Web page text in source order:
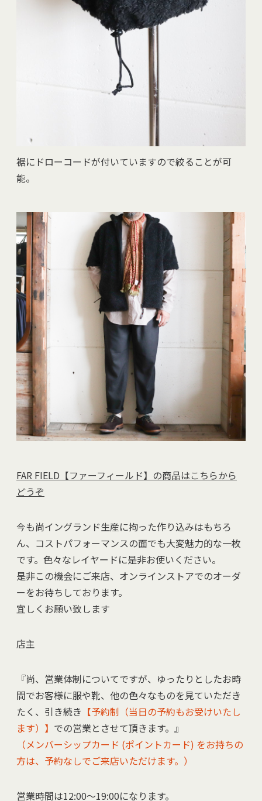
裾にドローコードが付いていますので絞ることが可
能。
FAR FIELD【ファーフィールド】の商品はこちらから
どうぞ
今も尚イングランド生産に拘った作り込みはもちろ
ん、コストパフォーマンスの面でも大変魅力的な一枚
です。色々なレイヤードに是非お使いください。
是非この機会にご来店、オンラインストアでのオーダ
ーをお待ちしております。
宜しくお願い致します
店主
『尚、営業体制についてですが、ゆったりとしたお時
間でお客様に服や靴、他の色々なものを見ていただき
たく、引き続き 【予約制（当日の予約もお受けいたし
ます）】 での営業とさせて頂きます。』
（メンバーシップカード (ポイントカード) をお持ちの
方は、予約なしでご来店いただけます。）
営業時間は12:00～19:00になります。